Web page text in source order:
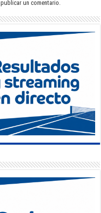
publicar un comentario.